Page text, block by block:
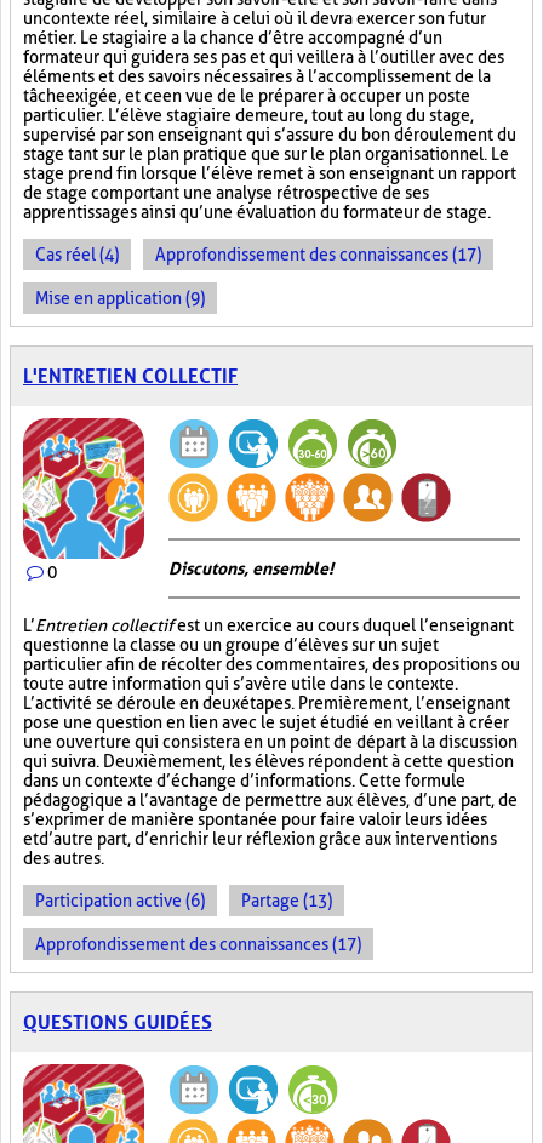
un contexte réel, similaire à celui où il devra exercer son futur
métier. Le stagiaire a la chance d’être accompagné d’un
formateur qui guidera ses pas et qui veillera à l’outiller avec des
éléments et des savoirs nécessaires à l’accomplissement de la
tâche exigée, et ce en vue de le préparer à occuper un poste
particulier. L’élève stagiaire demeure, tout au long du stage,
supervisé par son enseignant qui s’assure du bon déroulement du
stage tant sur le plan pratique que sur le plan organisationnel. Le
stage prend fin lorsque l’élève remet à son enseignant un rapport
de stage comportant une analyse rétrospective de ses
apprentissages ainsi qu’une évaluation du formateur de stage.
Cas réel (4) Approfondissement des connaissances (17)
Mise en application (9)
L'ENTRETIEN COLLECTIF
0 Discutons, ensemble!
L’Entretien collectifest un exercice au cours duquel l’enseignant
questionne la classe ou un groupe d’élèves sur un sujet
particulier afin de récolter des commentaires, des propositions ou
toute autre information qui s’avère utile dans le contexte.
L’activité se déroule en deux étapes. Premièrement, l’enseignant
pose une question en lien avec le sujet étudié en veillant à créer
une ouverture qui consistera en un point de départ à la discussion
qui suivra. Deuxièmement, les élèves répondent à cette question
dans un contexte d’échange d’informations. Cette formule
pédagogique a l’avantage de permettre aux élèves, d’une part, de
s’exprimer de manière spontanée pour faire valoir leurs idées
et d’autre part, d’enrichir leur réflexion grâce aux interventions
des autres.
Participation active (6) Partage (13)
Approfondissement des connaissances (17)
QUESTIONS GUIDÉES